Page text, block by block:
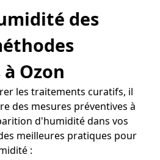
des
Ozon
les traitements curatifs, il
des mesures préventives à
d'humidité dans vos
meilleures pratiques pour
: